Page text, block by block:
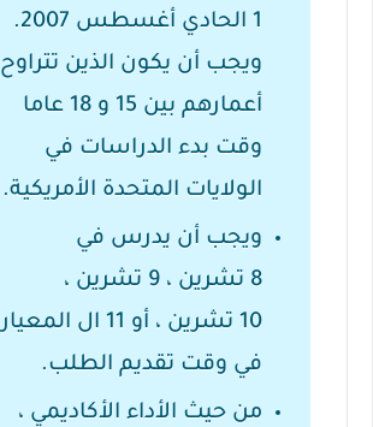
1 الحادي
أغسطس 2007.
ويجب أن يكون الذين تتراوح
أعمارهم بين 15 و 18 عاما
وقت بدء الدراسات في
الولايات المتحدة الأمريكية.
ويجب أن يدرس في
8 تشرين ، 9 تشرين ،
10 تشرين ، أو 11 ال المعيار
في وقت تقديم الطلب.
من حيث الأداء الأكاديمي ،